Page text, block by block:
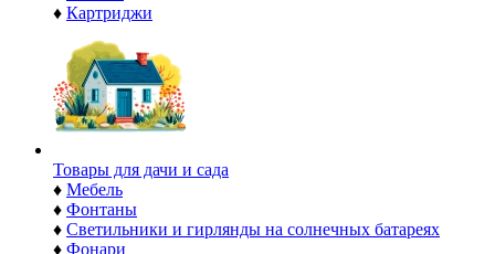
♦ Картриджи
Товары для дачи и сада
♦ Мебель
♦ Фонтаны
♦ Светильники и гирлянды на солнечных батареях
♦ Фонари